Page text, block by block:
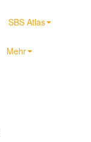
SBS Atlas
Mehr